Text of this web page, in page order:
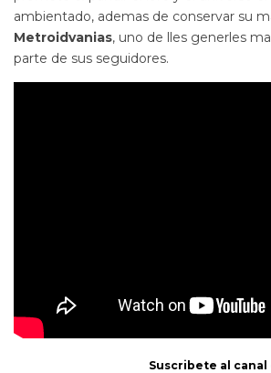
ambientado, ademas de conservar su
Metroidvanias, uno de lles generles
parte de sus seguidores.
Suscribete al canal